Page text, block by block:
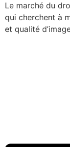
Le marché du
qui cherchent à
et qualité